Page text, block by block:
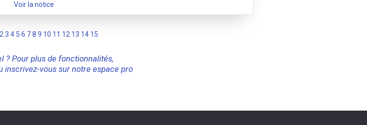
Voir la notice
2 3 4 5 6 78 9 10 11 12 13 14 15
? Pour plus de fonctionnalités,
inscrivez-vous sur notre espace pro